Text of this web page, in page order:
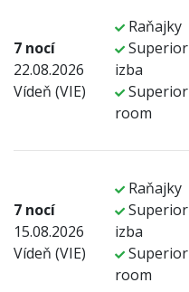
7 nocí
22.08.2026
Vídeň (VIE)
Raňajky
Superior
izba
Superior
room
7 nocí
15.08.2026
Vídeň (VIE)
Raňajky
Superior
izba
Superior
room